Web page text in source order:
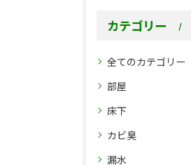
カテゴリー
全てのカテゴリー
部屋
床下
カビ臭
漏水